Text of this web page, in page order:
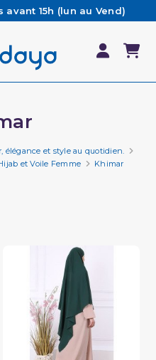
15h (lun au Vend)
le jour même
notre FAQ
de 65€ d'achat*
élégance et style au quotidien.
et Voile Femme Khimar